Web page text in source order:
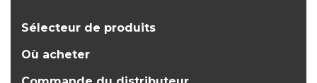
Sélecteur de produits
Où acheter